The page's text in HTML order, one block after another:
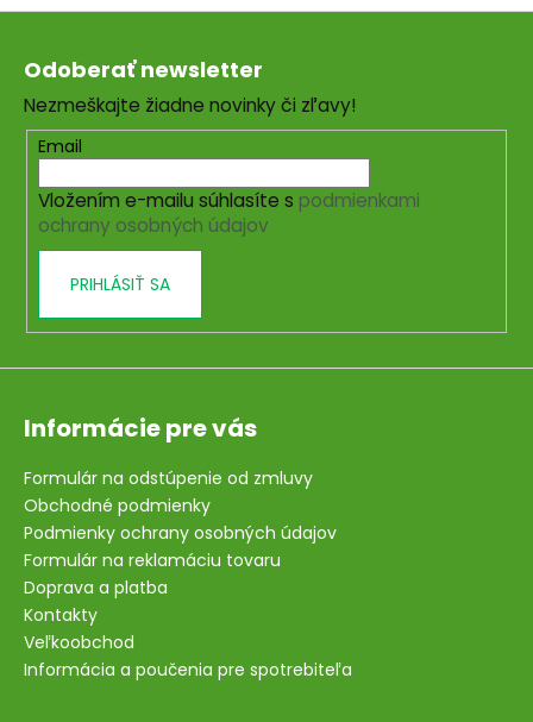
Z
Odoberať newsletter
Nezmeškajte žiadne novinky či zľavy!
Email
Vložením e-mailu súhlasíte s podmienkami
ochrany osobných údajov
PRIHLÁSIŤ SA
Informácie pre vás
Formulár na odstúpenie od zmluvy
Obchodné podmienky
Podmienky ochrany osobných údajov
Formulár na reklamáciu tovaru
Doprava a platba
Kontakty
Veľkoobchod
Informácia a poučenia pre spotrebiteľa